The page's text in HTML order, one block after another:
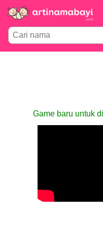
Game baru untuk